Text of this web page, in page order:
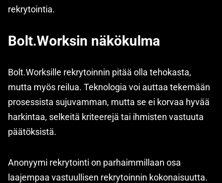
rekrytointia.
Bolt.Worksin näkökulma
Bolt.Worksille rekrytoinnin pitää olla tehokasta,
mutta myös reilua. Teknologia voi auttaa tekemään
prosessista sujuvamman, mutta se ei korvaa hyvää
harkintaa, selkeitä kriteerejä tai ihmisten vastuuta
päätöksistä.
Anonyymi rekrytointi on parhaimmillaan osa
laajempaa vastuullisen rekrytoinnin kokonaisuutta.